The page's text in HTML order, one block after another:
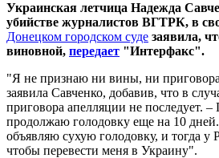
Украинская летчица Надежда
убийстве журналистов ВГТРК, в
Донецком городском суде заявила,
виновной, передает "Интерфакс".
"Я не признаю ни вины, ни приговора
заявила Савченко, добавив, что в
приговора апелляции не последует. –
продолжаю голодовку еще на 10
объявляю сухую голодовку, и тогда у
чтобы перевести меня в Украину".